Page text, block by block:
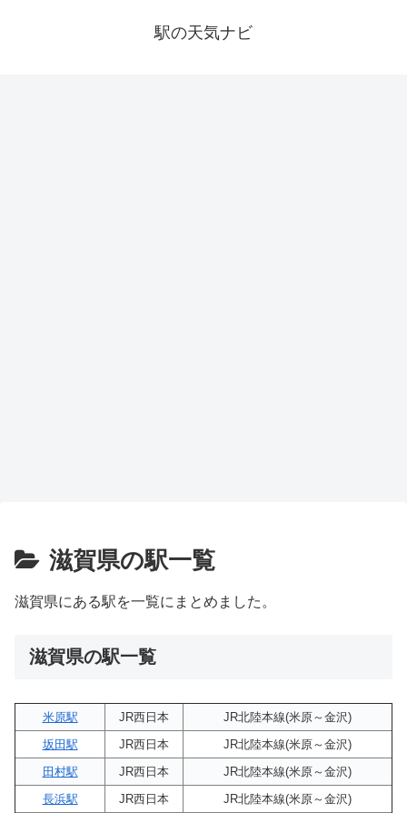
駅の天気ナビ
滋賀県の駅一覧
滋賀県にある駅を一覧にまとめました。
滋賀県の駅一覧
米原駅 JR西日本
JR北陸本線(米原～金沢)
坂田駅
JR西日本
JR北陸本線(米原～金沢)
田村駅
JR西日本
JR北陸本線(米原～金沢)
長浜駅
JR西日本
JR北陸本線(米原～金沢)